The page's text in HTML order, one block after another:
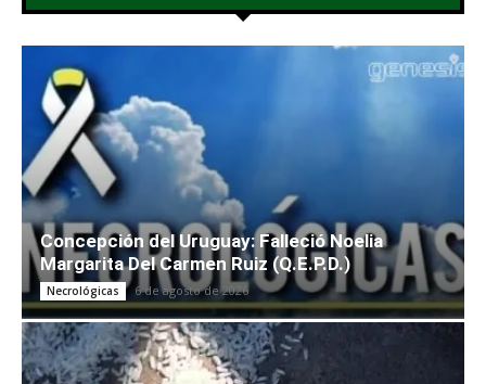
Concepción del Uruguay: Falleció Noelia
Margarita Del Carmen Ruiz (Q.E.P.D.)
Necrológicas 6 de agosto de 2026